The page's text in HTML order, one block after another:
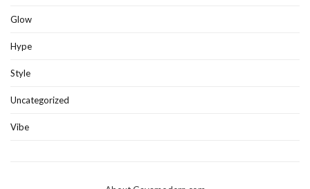
Glow
Hype
Style
Uncategorized
Vibe